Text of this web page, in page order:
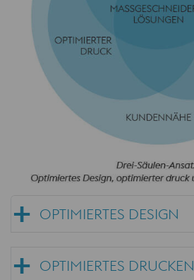
OPTIMIERTES DESIGN
OPTIMIERTES DRUCKEN